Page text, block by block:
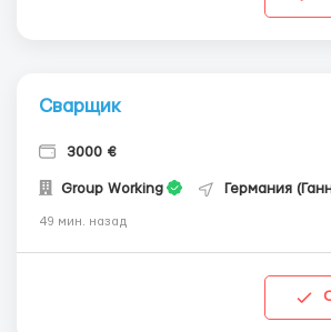
Сварщик
3000 €
Group Working Германия
49 мин. назад